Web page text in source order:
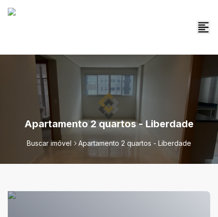
Apartamento 2 quartos - Liberdade
Buscar imóvel Apartamento 2 quartos - Liberdade